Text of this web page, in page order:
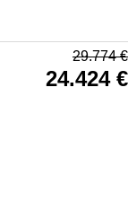
29.774€
24.424 €